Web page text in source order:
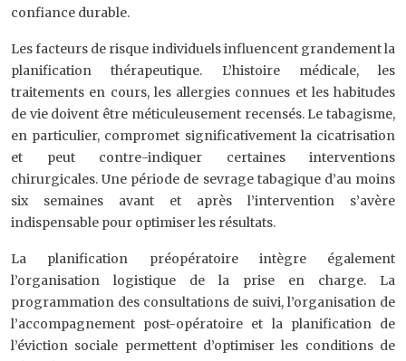
confiance durable.
Les facteurs de risque individuels influencent grandement la
planification thérapeutique. L’histoire médicale, les
traitements en cours, les allergies connues et les habitudes
de vie doivent être méticuleusement recensés. Le tabagisme,
en particulier, compromet significativement la cicatrisation
et peut contre-indiquer certaines interventions
chirurgicales. Une période de sevrage tabagique d’au moins
six semaines avant et après l’intervention s’avère
indispensable pour optimiser les résultats.
La planification préopératoire intègre également
l’organisation logistique de la prise en charge. La
programmation des consultations de suivi, l’organisation de
l’accompagnement post-opératoire et la planification de
l’éviction sociale permettent d’optimiser les conditions de